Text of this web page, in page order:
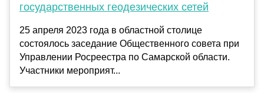
государственных геодезических сетей
25 апреля 2023 года в областной столице
состоялось заседание Общественного совета при
Управлении Росреестра по Самарской области.
Участники мероприят...